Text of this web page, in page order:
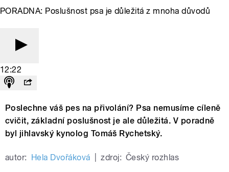
PORADNA: Poslušnost psa je důležitá z mnoha důvodů
12:22
Poslechne váš pes na přivolání? Psa nemusíme cíleně
cvičit, základní poslušnost je ale důležitá. V poradně
byl jihlavský kynolog Tomáš Rychetský.
autor: Hela Dvořáková zdroj: Český rozhlas